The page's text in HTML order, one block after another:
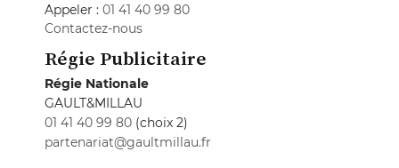
Appeler : 01 41 40 99 80
Contactez-nous
Régie Publicitaire
Régie Nationale
GAULT&MILLAU
01 41 40 99 80 (choix 2)
partenariat@gaultmillau.fr